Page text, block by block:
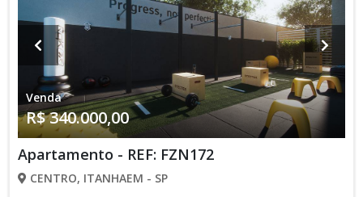
Venda
R$ 340.000,00
Apartamento - REF: FZN172
CENTRO, ITANHAEM - SP